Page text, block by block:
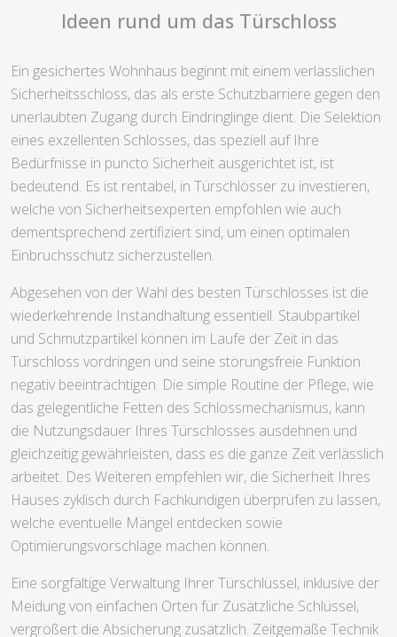
Ideen rund um das Türschloss
Ein gesichertes Wohnhaus beginnt mit einem verlässlichen
Sicherheitsschloss, das als erste Schutzbarriere gegen den
unerlaubten Zugang durch Eindringlinge dient. Die Selektion
eines exzellenten Schlosses, das speziell auf Ihre
Bedürfnisse in puncto Sicherheit ausgerichtet ist, ist
bedeutend. Es ist rentabel, in Türschlösser zu investieren,
welche von Sicherheitsexperten empfohlen wie auch
dementsprechend zertifiziert sind, um einen optimalen
Einbruchsschutz sicherzustellen.
Abgesehen von der Wahl des besten Türschlosses ist die
wiederkehrende Instandhaltung essentiell. Staubpartikel
und Schmutzpartikel können im Laufe der Zeit in das
Türschloss vordringen und seine störungsfreie Funktion
negativ beeinträchtigen. Die simple Routine der Pflege, wie
das gelegentliche Fetten des Schlossmechanismus, kann
die Nutzungsdauer Ihres Türschlosses ausdehnen und
gleichzeitig gewährleisten, dass es die ganze Zeit verlässlich
arbeitet. Des Weiteren empfehlen wir, die Sicherheit Ihres
Hauses zyklisch durch Fachkundigen überprüfen zu lassen,
welche eventuelle Mängel entdecken sowie
Optimierungsvorschläge machen können.
Eine sorgfältige Verwaltung Ihrer Türschlüssel, inklusive der
Meidung von einfachen Orten für Zusätzliche Schlüssel,
vergrößert die Absicherung zusätzlich. Zeitgemäße Technik